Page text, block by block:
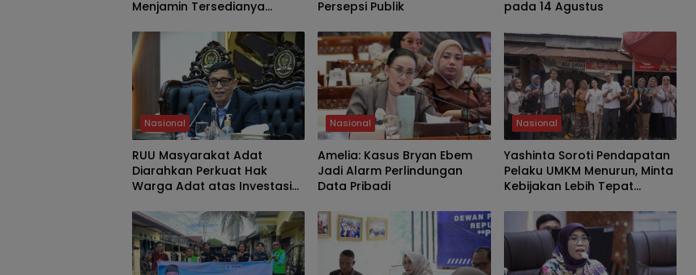
Menjamin Tersedianya
Persepsi Publik
pada 14 Agustus
Nasional
RUU Masyarakat Adat
Diarahkan Perkuat Hak
Warga Adat atas Investasi
Nasional
Amelia: Kasus Bryan Ebem
Jadi Alarm Perlindungan
Data Pribadi
Nasional
Yashinta Soroti Pendapatan
Pelaku UMKM Menurun, Minta
Kebijakan Lebih Tepat